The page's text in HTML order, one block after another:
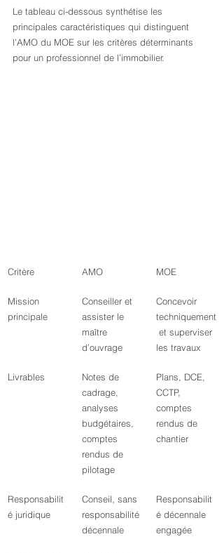
Le tableau ci-dessous synthétise les
principales caractéristiques qui distinguent
l’AMO du MOE sur les critères déterminants
pour un professionnel de l’immobilier.
Critère AMO MOE
Mission
principale
Conseiller et
assister le
maître
d’ouvrage
Concevoir
techniquement
et superviser
les travaux
Livrables
Notes de
cadrage,
analyses
budgétaires,
comptes
rendus de
pilotage
Plans, DCE,
CCTP,
comptes
rendus de
chantier
Responsabilit
é juridique
Conseil, sans
responsabilité
décennale
Responsabilit
é décennale
engagée